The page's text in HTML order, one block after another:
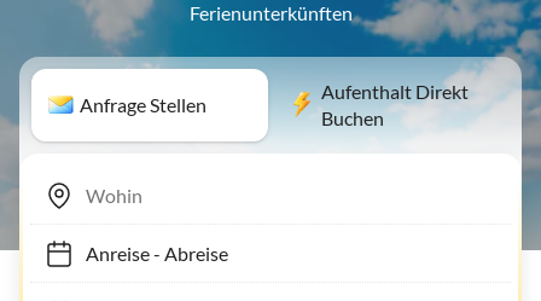
Ferienunterkünften
Anfrage Stellen
Aufenthalt Direkt
Buchen
Anreise- Abreise